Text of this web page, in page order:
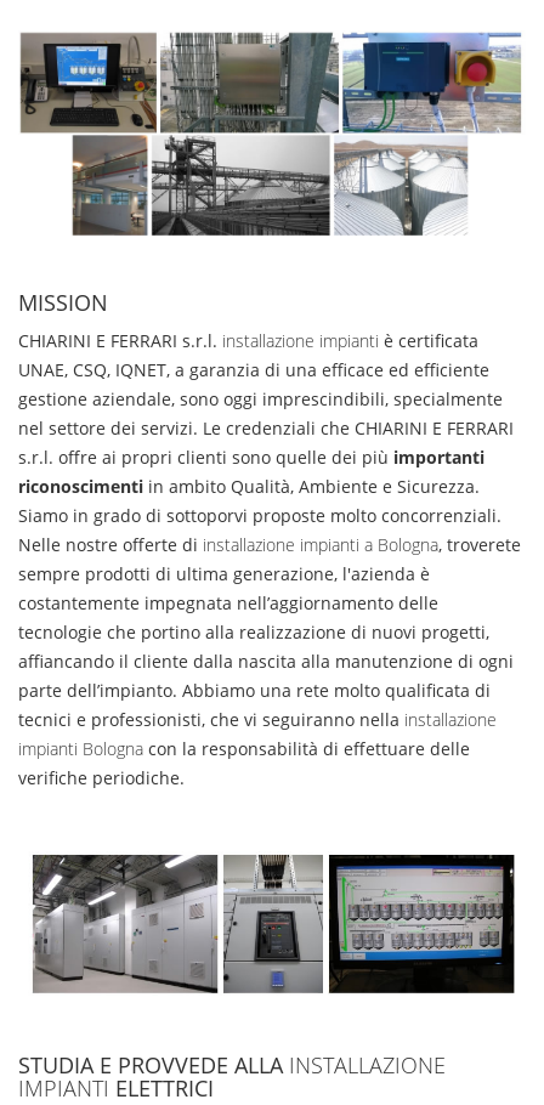
MISSION
CHIARINI E FERRARI s.r.l. installazione impianti è certificata
UNAE, CSQ, IQNET, a garanzia di una efficace ed efficiente
gestione aziendale, sono oggi imprescindibili, specialmente
nel settore dei servizi. Le credenziali che CHIARINI E FERRARI
s.r.l. offre ai propri clienti sono quelle dei più importanti
riconoscimenti in ambito Qualità, Ambiente e Sicurezza.
Siamo in grado di sottoporvi proposte molto concorrenziali.
Nelle nostre offerte di installazione impianti a Bologna, troverete
sempre prodotti di ultima generazione, l'azienda è
costantemente impegnata nell’aggiornamento delle
tecnologie che portino alla realizzazione di nuovi progetti,
affiancando il cliente dalla nascita alla manutenzione di ogni
parte dell’impianto. Abbiamo una rete molto qualificata di
tecnici e professionisti, che vi seguiranno nella installazione
impianti Bologna con la responsabilità di effettuare delle
verifiche periodiche.
STUDIA E PROVVEDE ALLA INSTALLAZIONE
IMPIANTI ELETTRICI